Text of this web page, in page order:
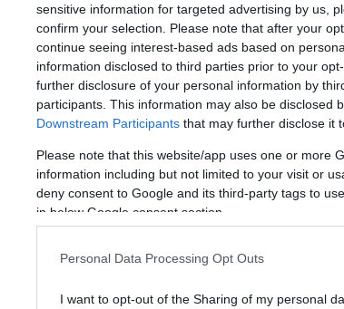
sensitive information for targeted advertising by us,
confirm your selection. Please note that after your
continue seeing interest-based ads based on
information disclosed to third parties prior to your
further disclosure of your personal information by
participants. This information may also be disclosed
Downstream Participants that may further disclose it
Please note that this website/app uses one or more
information including but not limited to your visit or
deny consent to Google and its third-party tags to
in below Google consent section.
Personal Data Processing Opt Outs
I want to opt-out of the Sharing of my personal